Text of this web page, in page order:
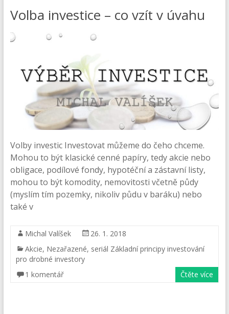
Volba investice – co vzít v úvahu
Volby investic Investovat můžeme do čeho chceme.
Mohou to být klasické cenné papíry, tedy akcie nebo
obligace, podílové fondy, hypotéční a zástavní listy,
mohou to být komodity, nemovitosti včetně půdy
(myslím tím pozemky, nikoliv půdu v baráku) nebo
také v
Michal Valíšek
26. 1. 2018
Akcie, Nezařazené, seriál Základní principy investování
pro drobné investory
1 komentář
Čtěte více